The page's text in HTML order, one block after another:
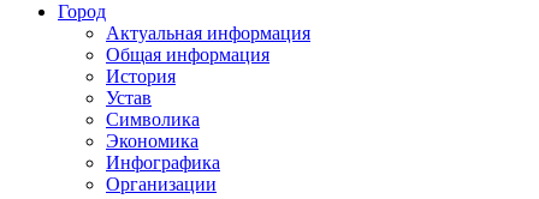
Город
Актуальная информация
Общая информация
История
Устав
Символика
Экономика
Инфографика
Организации